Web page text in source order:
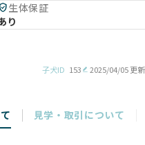
verified_user生体保証
り
子犬ID 153 2025/04/05 更新
見学・取引について